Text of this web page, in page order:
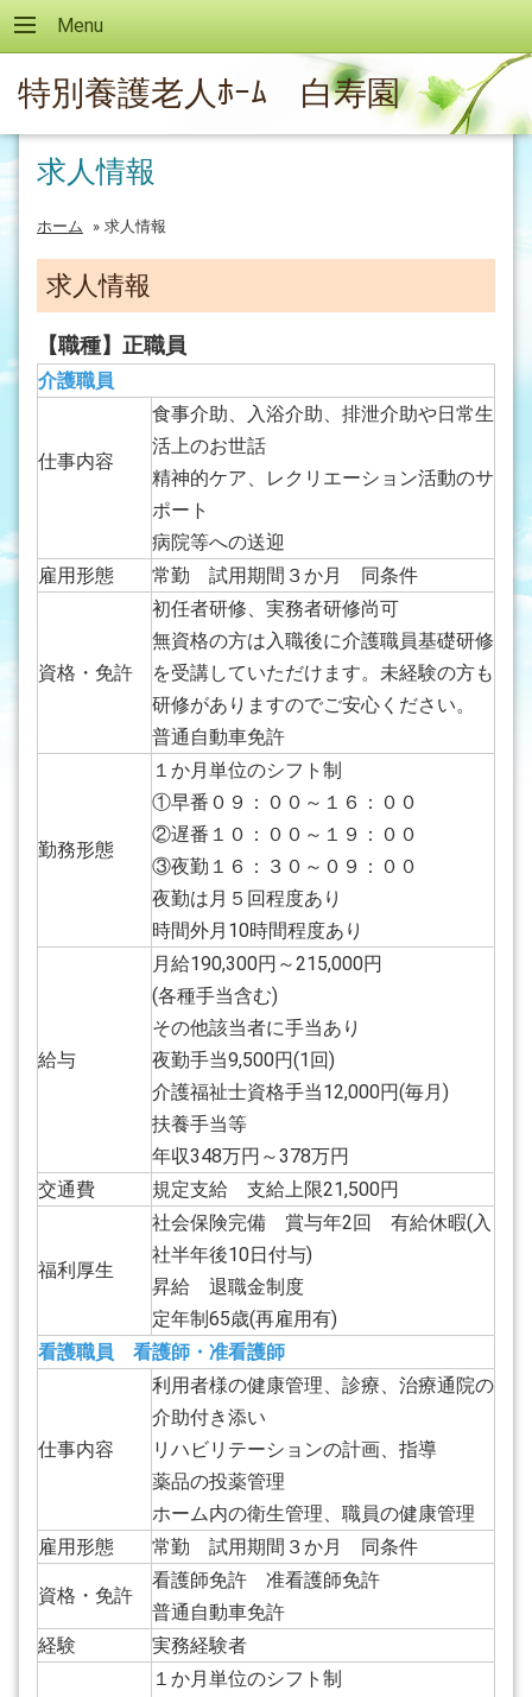
Menu
特別養護老人ﾎｰﾑ 白寿園
求人情報
ホーム » 求人情報
求人情報
【職種】正職員
介護職員
仕事内容
食事介助、入浴介助、排泄介助や日常生
活上のお世話
精神的ケア、レクリエーション活動のサ
ポート
病院等への送迎
雇用形態
常勤 試用期間３か月 同条件
資格・免許
初任者研修、実務者研修尚可
無資格の方は入職後に介護職員基礎研修
を受講していただけます。未経験の方も
研修がありますのでご安心ください。
普通自動車免許
勤務形態
１か月単位のシフト制
①早番０９：００～１６：００
②遅番１０：００～１９：００
③夜勤１６：３０～０９：００
夜勤は月５回程度あり
時間外月10時間程度あり
給与
月給190,300円～215,000円
(各種手当含む)
その他該当者に手当あり
夜勤手当9,500円(1回)
介護福祉士資格手当12,000円(毎月)
扶養手当等
年収348万円～378万円
交通費
規定支給 支給上限21,500円
福利厚生
社会保険完備 賞与年2回 有給休暇(入
社半年後10日付与)
昇給 退職金制度
定年制65歳(再雇用有)
看護職員 看護師・准看護師
仕事内容
利用者様の健康管理、診療、治療通院の
介助付き添い
リハビリテーションの計画、指導
薬品の投薬管理
ホーム内の衛生管理、職員の健康管理
雇用形態
常勤 試用期間３か月 同条件
資格・免許
看護師免許 准看護師免許
普通自動車免許
経験
実務経験者
１か月単位のシフト制